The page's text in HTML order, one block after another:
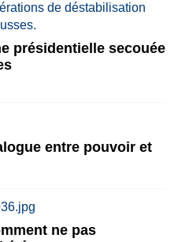
présidentielle secouée
entre pouvoir et
ne pas